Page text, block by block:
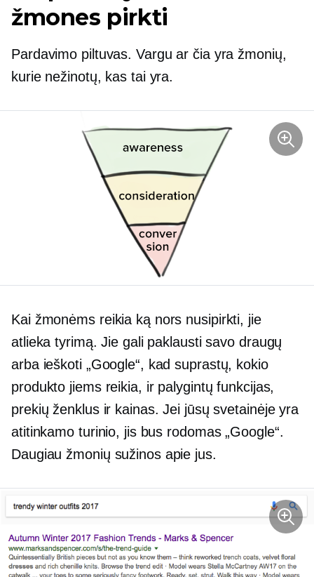
žmones pirkti
Pardavimo piltuvas. Vargu ar čia yra žmonių,
kurie nežinotų, kas tai yra.
Kai žmonėms reikia ką nors nusipirkti, jie
atlieka tyrimą. Jie gali paklausti savo draugų
arba ieškoti „Google“, kad suprastų, kokio
produkto jiems reikia, ir palygintų funkcijas,
prekių ženklus ir kainas. Jei jūsų svetainėje yra
atitinkamo turinio, jis bus rodomas „Google“.
Daugiau žmonių sužinos apie jus.